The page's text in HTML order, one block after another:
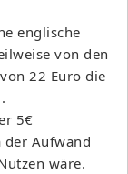
englische
von den
22 Euro die
5€
der Aufwand
wäre.